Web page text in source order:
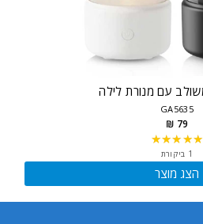
עם מנורת לילה
GA5635
79 ₪
★★★★★
of
5
1 ביקורת
הצג מוצר